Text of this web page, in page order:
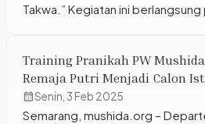
Takwa.” Kegiatan ini
oleh 46 remaja putri dari daerah
Pranikah ini digelar dengan […]
Training Pranikah PW
Remaja Putri Menjadi Calon
calendar_monthSenin, 3 Feb 2025
Semarang, mushida.org –